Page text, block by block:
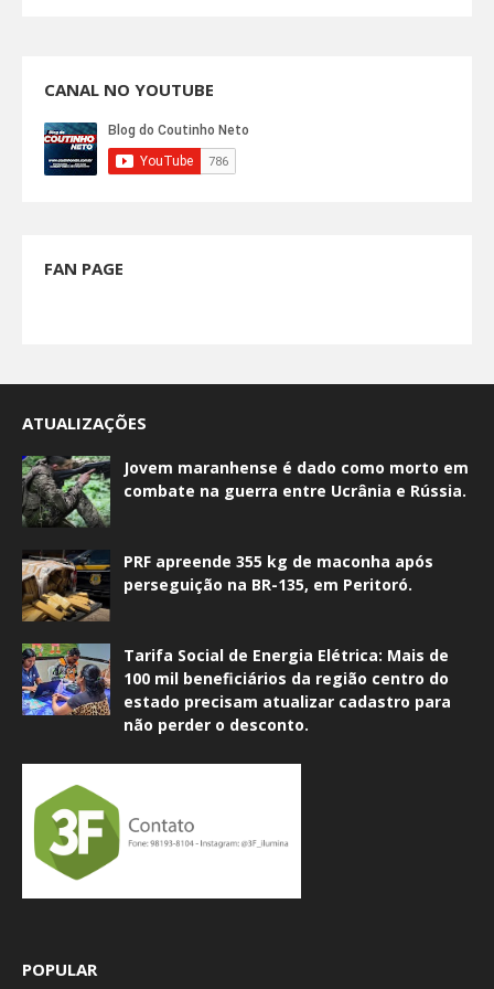
CANAL NO YOUTUBE
FAN PAGE
ATUALIZAÇÕES
Jovem maranhense é dado como morto em
combate na guerra entre Ucrânia e Rússia.
PRF apreende 355 kg de maconha após
perseguição na BR-135, em Peritoró.
Tarifa Social de Energia Elétrica: Mais de
100 mil beneficiários da região centro do
estado precisam atualizar cadastro para
não perder o desconto.
POPULAR